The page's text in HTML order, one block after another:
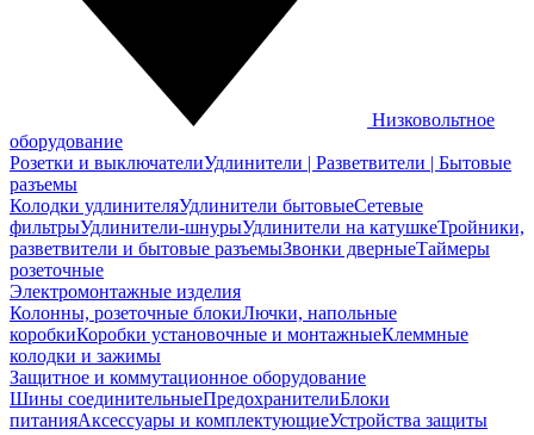
Низковольтное
оборудование
Розетки и выключателиУдлинители | Разветвители | Бытовые
разъемы
Колодки удлинителяУдлинители бытовыеСетевые
фильтрыУдлинители-шнурыУдлинители на катушкеТройники,
разветвители и бытовые разъемыЗвонки дверныеТаймеры
розеточные
Электромонтажные изделия
Колонны, розеточные блокиЛючки, напольные
коробкиКоробки установочные и монтажныеКлеммные
колодки и зажимы
Защитное и коммутационное оборудование
Шины соединительныеПредохранителиБлоки
питанияАксессуары и комплектующиеУстройства защиты